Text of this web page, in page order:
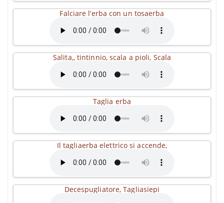
Falciare l’erba con un tosaerba
Salita,, tintinnio, scala a pioli, Scala
Taglia erba
Il tagliaerba elettrico si accende,
Decespugliatore, Tagliasiepi